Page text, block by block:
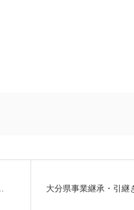
大分県事業継承・引継